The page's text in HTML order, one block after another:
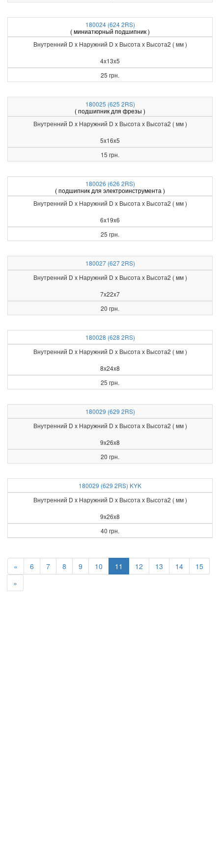
180024 (624 2RS)
( миниатюрный подшипник )
Внутренний D x Наружний D x Высота х Высота2 ( мм )
4x13x5
25 грн.
180025 (625 2RS)
( подшипник для фрезы )
Внутренний D x Наружний D x Высота х Высота2 ( мм )
5x16x5
15 грн.
180026 (626 2RS)
( подшипник для электроинструмента )
Внутренний D x Наружний D x Высота х Высота2 ( мм )
6x19x6
25 грн.
180027 (627 2RS)
Внутренний D x Наружний D x Высота х Высота2 ( мм )
7x22x7
20 грн.
180028 (628 2RS)
Внутренний D x Наружний D x Высота х Высота2 ( мм )
8x24x8
25 грн.
180029 (629 2RS)
Внутренний D x Наружний D x Высота х Высота2 ( мм )
9x26x8
20 грн.
180029 (629 2RS) KYK
Внутренний D x Наружний D x Высота х Высота2 ( мм )
9x26x8
40 грн.
« 6 7 8 9 10 11 12 13 14
15
»